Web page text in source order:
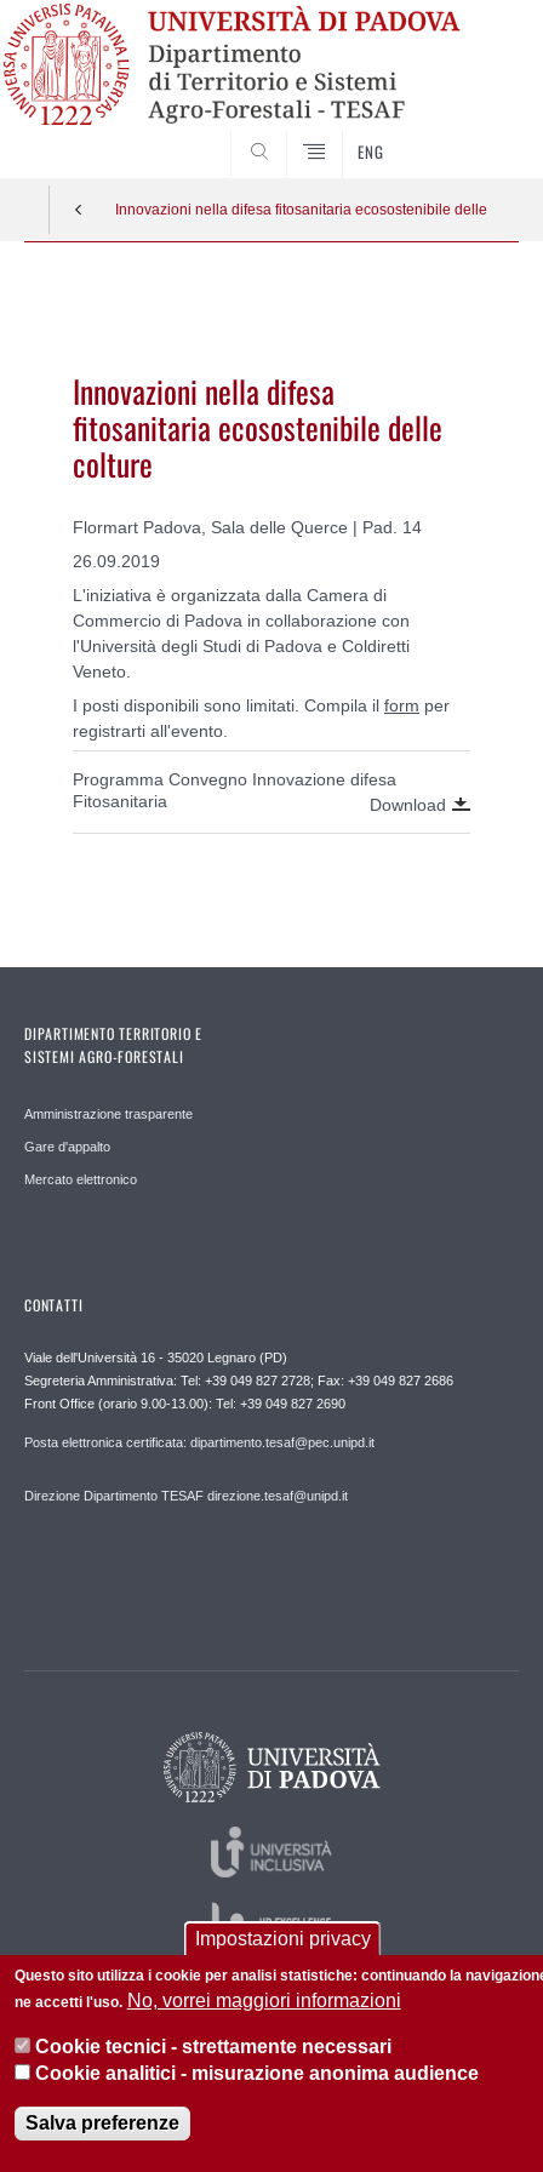
ENG
Innovazioni nella difesa fitosanitaria ecosostenibile delle colture
Innovazioni nella difesa
fitosanitaria ecosostenibile delle
colture
Flormart Padova, Sala delle Querce | Pad. 14
26.09.2019
L'iniziativa è organizzata dalla Camera di
Commercio di Padova in collaborazione con
l'Università degli Studi di Padova e Coldiretti
Veneto.
I posti disponibili sono limitati. Compila il form per
registrarti all'evento.
Programma Convegno Innovazione difesa
Fitosanitaria
Download
DIPARTIMENTO TERRITORIO E
SISTEMI AGRO-FORESTALI
Amministrazione trasparente
Gare d'appalto
Mercato elettronico
CONTATTI
Viale dell'Università 16 - 35020 Legnaro (PD)
Segreteria Amministrativa: Tel: +39 049 827 2728; Fax: +39 049 827 2686
Front Office (orario 9.00-13.00): Tel: +39 049 827 2690
Posta elettronica certificata: dipartimento.tesaf@pec.unipd.it
Direzione Dipartimento TESAF direzione.tesaf@unipd.it
P.I. 00742430283 C.F. 80006480281
Informazioni su questo sito
Impostazioni privacy
Questo sito utilizza i cookie per analisi statistiche: continuando la
ne accetti l'uso. No, vorrei maggiori informazioni
Cookie tecnici - strettamente necessari
Cookie analitici - misurazione anonima audience
Salva preferenze